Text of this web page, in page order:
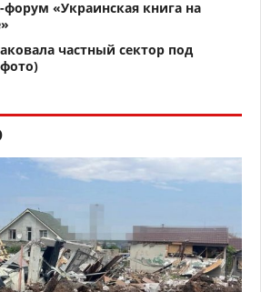
форум «Украинская книга на
частный сектор под